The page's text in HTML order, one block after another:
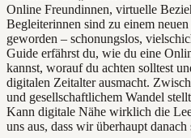
Online Freundinnen, virtuelle
Begleiterinnen sind zu einem
geworden – schonungslos,
Guide erfährst du, wie du eine
kannst, worauf du achten solltest
digitalen Zeitalter ausmacht.
und gesellschaftlichem Wandel
Kann digitale Nähe wirklich die
uns aus, dass wir überhaupt danach